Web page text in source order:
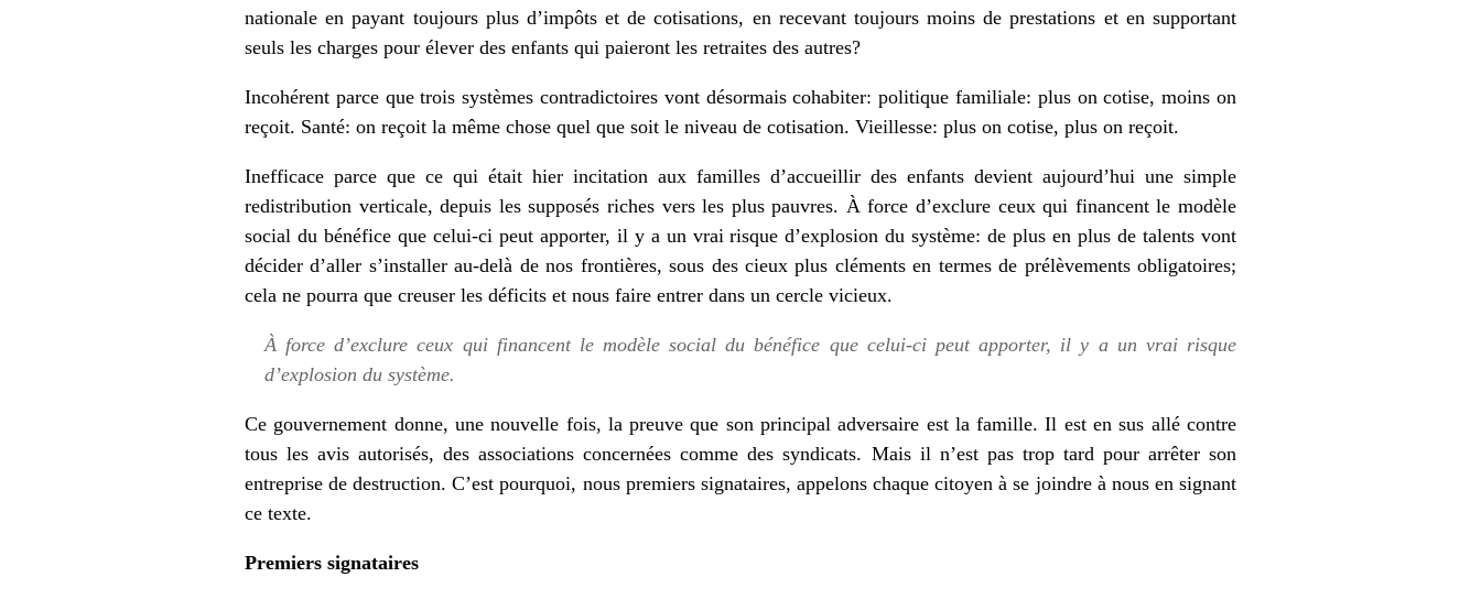
nationale en payant toujours plus d’impôts et de cotisations, en recevant toujours moins de prestations et en supportant
seuls les charges pour élever des enfants qui paieront les retraites des autres?
Incohérent parce que trois systèmes contradictoires vont désormais cohabiter: politique familiale: plus on cotise, moins on
reçoit. Santé: on reçoit la même chose quel que soit le niveau de cotisation. Vieillesse: plus on cotise, plus on reçoit.
Inefficace parce que ce qui était hier incitation aux familles d’accueillir des enfants devient aujourd’hui une simple
redistribution verticale, depuis les supposés riches vers les plus pauvres. À force d’exclure ceux qui financent le modèle
social du bénéfice que celui-ci peut apporter, il y a un vrai risque d’explosion du système: de plus en plus de talents vont
décider d’aller s’installer au-delà de nos frontières, sous des cieux plus cléments en termes de prélèvements obligatoires;
cela ne pourra que creuser les déficits et nous faire entrer dans un cercle vicieux.
À force d’exclure ceux qui financent le modèle social du bénéfice que celui-ci peut apporter, il y a un vrai risque
d’explosion du système.
Ce gouvernement donne, une nouvelle fois, la preuve que son principal adversaire est la famille. Il est en sus allé contre
tous les avis autorisés, des associations concernées comme des syndicats. Mais il n’est pas trop tard pour arrêter son
entreprise de destruction. C’est pourquoi, nous premiers signataires, appelons chaque citoyen à se joindre à nous en signant
ce texte.
Premiers signataires